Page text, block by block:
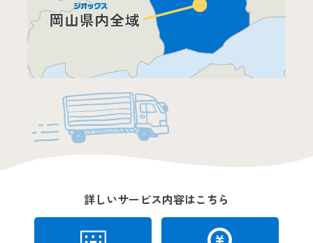
詳しいサービス内容はこちら